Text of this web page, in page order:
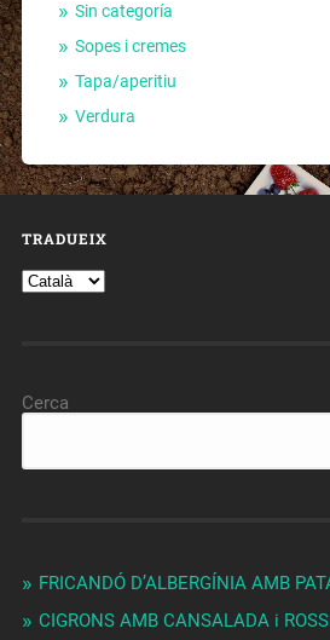
Sin categoría
Sopes i cremes
Tapa/aperitiu
Verdura
TRADUEIX
Cerca
FRICANDÓ D’ALBERGÍNIA AMB
CIGRONS AMB CANSALADA i